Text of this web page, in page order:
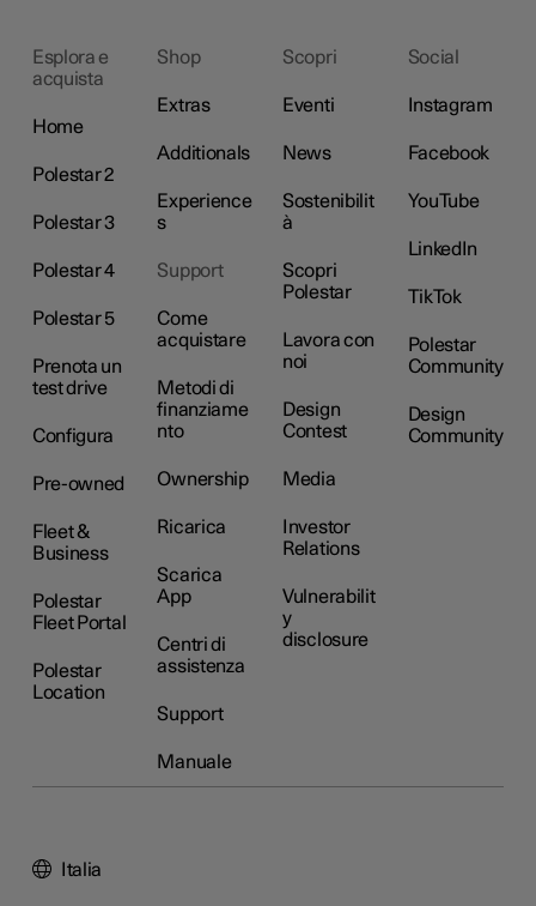
Esplora e
acquista
Home
Polestar 2
Polestar 3
Polestar 4
Polestar 5
Prenota un
test drive
Configura
Pre-owned
Fleet &
Business
Polestar
Fleet Portal
Polestar
Location
Shop
Extras
Additionals
Experience
s
Support
Come
acquistare
Metodi di
finanziame
nto
Ownership
Ricarica
Scarica
App
Centri di
assistenza
Support
Manuale
Scopri
Eventi
News
Sostenibilit
à
Scopri
Polestar
Lavora con
noi
Design
Contest
Media
Investor
Relations
Vulnerabilit
y
disclosure
Social
Instagram
Facebook
YouTube
LinkedIn
TikTok
Polestar
Community
Design
Community
Italia